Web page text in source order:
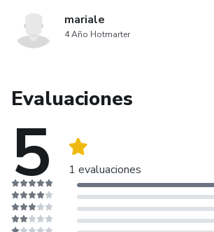
mariale
4 Año Hotmarter
Evaluaciones
5 1 evaluaciones